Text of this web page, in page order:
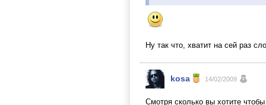
Ну так что, хватит на сей раз
kosa 14/02/2009
Смотря сколько вы хотите